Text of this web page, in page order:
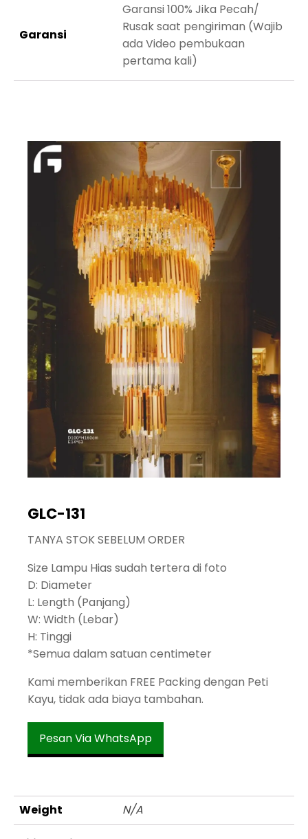
Garansi
Garansi 100% Jika Pecah/
Rusak saat pengiriman (Wajib
ada Video pembukaan
pertama kali)
GLC-131
TANYA STOK SEBELUM ORDER
Size Lampu Hias sudah tertera di foto
D: Diameter
L: Length (Panjang)
W: Width (Lebar)
H: Tinggi
*Semua dalam satuan centimeter
Kami memberikan FREE Packing dengan Peti
Kayu, tidak ada biaya tambahan.
Pesan Via WhatsApp
Weight N/A